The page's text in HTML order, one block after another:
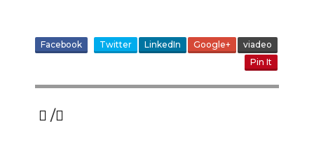
Facebook Twitter LinkedIn Google+
viadeo
Pin It
/